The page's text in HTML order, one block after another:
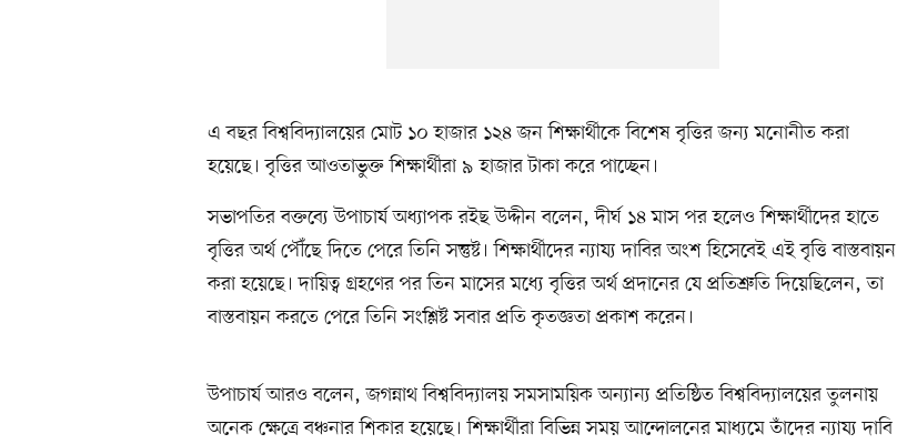
এ বছর বিশ্ববিদ্যালয়ের মোট ১০ হাজার ১২৪ জন শিক্ষার্থীকে বিশেষ বৃত্তির জন্য মনোনীত করা
হয়েছে। বৃত্তির আওতাভুক্ত শিক্ষার্থীরা ৯ হাজার টাকা করে পাচ্ছেন।
সভাপতির বক্তব্যে উপাচার্য অধ্যাপক রইছ উদ্দীন বলেন, দীর্ঘ ১৪ মাস পর হলেও শিক্ষার্থীদের হাতে
বৃত্তির অর্থ পৌঁছে দিতে পেরে তিনি সন্তুষ্ট। শিক্ষার্থীদের ন্যায্য দাবির অংশ হিসেবেই এই বৃত্তি বাস্তবায়ন
করা হয়েছে। দায়িত্ব গ্রহণের পর তিন মাসের মধ্যে বৃত্তির অর্থ প্রদানের যে প্রতিশ্রুতি দিয়েছিলেন, তা
বাস্তবায়ন করতে পেরে তিনি সংশ্লিষ্ট সবার প্রতি কৃতজ্ঞতা প্রকাশ করেন।
উপাচার্য আরও বলেন, জগন্নাথ বিশ্ববিদ্যালয় সমসাময়িক অন্যান্য প্রতিষ্ঠিত বিশ্ববিদ্যালয়ের তুলনায়
অনেক ক্ষেত্রে বঞ্চনার শিকার হয়েছে। শিক্ষার্থীরা বিভিন্ন সময় আন্দোলনের মাধ্যমে তাঁদের ন্যায্য দাবি